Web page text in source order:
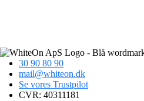
30 90 80 90
mail@whiteon.dk
Se vores Trustpilot
CVR: 40311181